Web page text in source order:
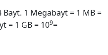
Bayt. 1 Megabayt = 1 MB =
= 1 GB = 109=